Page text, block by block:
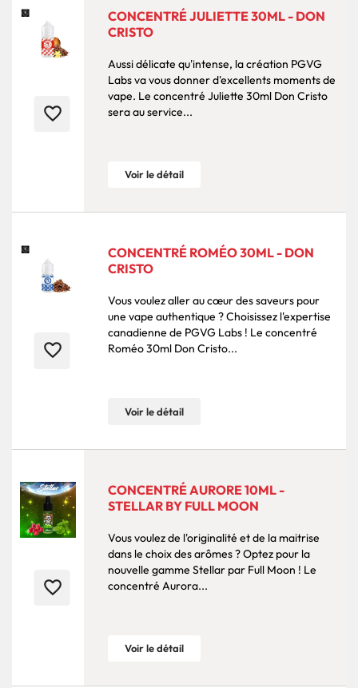
favorite_border
CONCENTRÉ JULIETTE 30ML - DON
CRISTO
Aussi délicate qu'intense, la création PGVG
Labs va vous donner d'excellents moments de
vape. Le concentré Juliette 30ml Don Cristo
sera au service...
Voir le détail
favorite_border
CONCENTRÉ ROMÉO 30ML - DON
CRISTO
Vous voulez aller au cœur des saveurs pour
une vape authentique ? Choisissez l'expertise
canadienne de PGVG Labs ! Le concentré
Roméo 30ml Don Cristo...
Voir le détail
favorite_border
CONCENTRÉ AURORE 10ML -
STELLAR BY FULL MOON
Vous voulez de l'originalité et de la maitrise
dans le choix des arômes ? Optez pour la
nouvelle gamme Stellar par Full Moon ! Le
concentré Aurora...
Voir le détail